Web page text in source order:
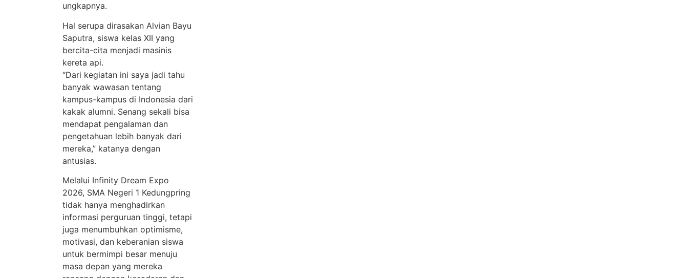
ungkapnya.
Hal serupa dirasakan Alvian Bayu
Saputra, siswa kelas XII yang
bercita-cita menjadi masinis
kereta api.
“Dari kegiatan ini saya jadi tahu
banyak wawasan tentang
kampus-kampus di Indonesia dari
kakak alumni. Senang sekali bisa
mendapat pengalaman dan
pengetahuan lebih banyak dari
mereka,” katanya dengan
antusias.
Melalui Infinity Dream Expo
2026, SMA Negeri 1 Kedungpring
tidak hanya menghadirkan
informasi perguruan tinggi, tetapi
juga menumbuhkan optimisme,
motivasi, dan keberanian siswa
untuk bermimpi besar menuju
masa depan yang mereka